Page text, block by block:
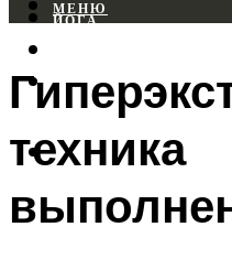
ЙОГА
ФИТНЕС
МЕНЮ
МЕНЮ
техника